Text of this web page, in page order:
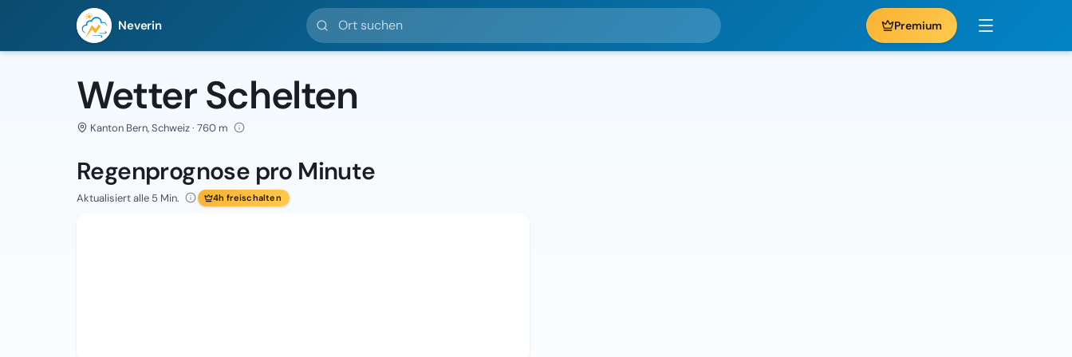
Neverin
Ort suchen
Premium
Wetter Schelten
Kanton Bern, Schweiz · 760 m
Regenprognose pro Minute
Aktualisiert alle 5 Min. 4h freischalten